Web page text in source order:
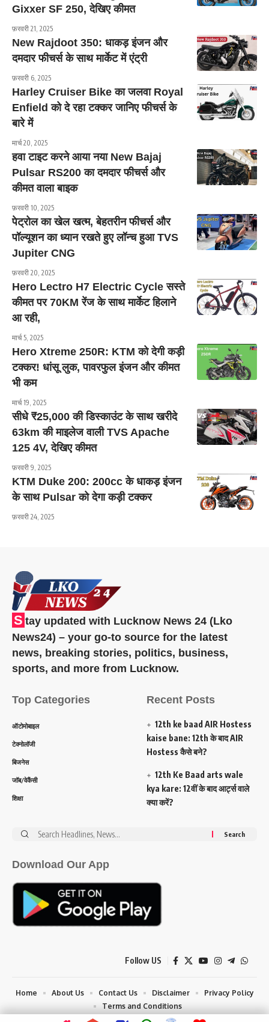
Gixxer SF 250, देखिए कीमत
फ़रवरी 21, 2025
New Rajdoot 350: धाकड़ इंजन और
दमदार फीचर्स के साथ मार्केट में एंट्री
फ़रवरी 6, 2025
Harley Cruiser Bike का जलवा Royal
Enfield को दे रहा टक्कर जानिए फीचर्स के
बारे में
मार्च 20, 2025
हवा टाइट करने आया नया New Bajaj
Pulsar RS200 का दमदार फीचर्स और
कीमत वाला बाइक
फ़रवरी 10, 2025
पेट्रोल का खेल खत्म, बेहतरीन फीचर्स और
पॉल्यूशन का ध्यान रखते हुए लॉन्च हुआ TVS
Jupiter CNG
फ़रवरी 20, 2025
Hero Lectro H7 Electric Cycle सस्ते
कीमत पर 70KM रेंज के साथ मार्केट हिलाने
आ रही,
मार्च 5, 2025
Hero Xtreme 250R: KTM को देगी कड़ी
टक्कर! धांसू लुक, पावरफुल इंजन और कीमत
भी कम
मार्च 19, 2025
सीधे ₹25,000 की डिस्काउंट के साथ खरीदे
63km की माइलेज वाली TVS Apache
125 4V, देखिए कीमत
फ़रवरी 9, 2025
KTM Duke 200: 200cc के धाकड़ इंजन
के साथ Pulsar को देगा कड़ी टक्कर
फ़रवरी 24, 2025
S tay updated with Lucknow News 24 (Lko
News24) – your go-to source for the latest
news, breaking stories, politics, business,
sports, and more from Lucknow.
Top Categories
ऑटोमोबाइल
टेक्नोलॉजी
बिजनेस
जॉब/वेकैंसी
शिक्षा
Recent Posts
12th ke baad AIR Hostess
kaise bane: 12th के बाद AIR
Hostess कैसे बने?
12th Ke Baad arts wale
kya kare: 12वीं के बाद आर्ट्स वाले
क्या करें?
Search
Download Our App
Follow US
Home About Us Contact Us Disclaimer
Privacy Policy
Terms and Conditions